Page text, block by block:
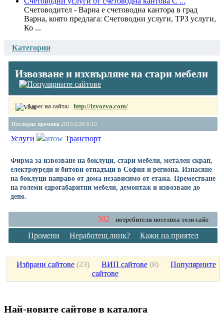
Счетоводител - Варна е счетоводна кантора в град
Варна, която предлага: Счетоводни услуги, ТРЗ услуги,
Ко ...
Категории
Извозване и изхвърляне на стари мебели
Адрес на сайта: http://izvozva.com/
Последна промяна 2015/3/26 6:19
Услуги Транспорт
Фирма за извозване на боклуци, стари мебели, метален скрап,
електроуреди и битови отпадъци в София и региона. Изнасяне
на боклуци направо от дома независимо от етажа. Преместване
на големи едрогабаритни мебели, демонтаж и извозване до
депо.
382 потребителя посетиха този сайт
Промени Неработещ линк? Кажи на приятел
Избрани сайтове (23) ВИП сайтове (8) Популярните
сайтове
Най-новите сайтoве в каталога